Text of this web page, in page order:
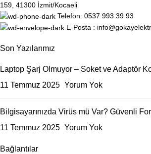
159, 41300 İzmit/Kocaeli
Telefon: 0537 993 39 93
E-Posta :
Son Yazılarımız
Laptop Şarj Olmuyor – Soket ve Adaptör
11 Temmuz 2025 Yorum Yok
Bilgisayarınızda Virüs mü Var? Güvenli
11 Temmuz 2025 Yorum Yok
Bağlantılar